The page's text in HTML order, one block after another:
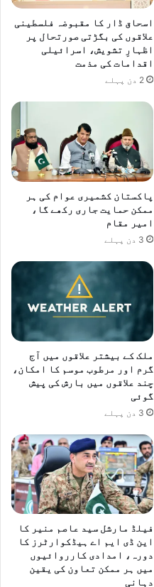
اسحاق ڈار کا مقبوضہ فلسطینی
علاقوں کی بگڑتی صورتحال پر
اظہارِ تشویش، اسرائیلی
اقدامات کی مذمت
2 دن پہلے
پاکستان کشمیری عوام کی ہر
ممکن حمایت جاری رکھے گا،
امیر مقام
3 دن پہلے
ملک کے بیشتر علاقوں میں آج
گرم اور مرطوب موسم کا امکان،
چند علاقوں میں بارش کی پیش
گوئی
3 دن پہلے
فیلڈ مارشل سید عاصم منیر کا
این ڈی ایم اے ہیڈکوارٹرز کا
دورہ، امدادی کارروائیوں
میں ہر ممکن تعاون کی یقین
دہانی